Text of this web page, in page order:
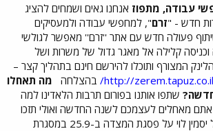
עבודה, מתפוז אנחנו גאים ושמחים להציג
חדש - "זרם", למחפשי עבודה ולמעסיקים
פעולה חדש עם אתר ''זרם'' מאפשר לגולשי
קלילה אל מאגר גדול של משרות ושל
המצורף ותוכלו להירשם חינם בתהליך קצר –
http://zerem.tapuz.co.il/ בהצלחה
מה תאחלו
שתפו אותנו בפורום תרבות הלאדינו למה
מאחלים לעצמכם לשנה החדשה ואולי תזכו
בכרטיס להופעה של יסמין לוי על פסגת המצדה ב-25.9 במסגרת